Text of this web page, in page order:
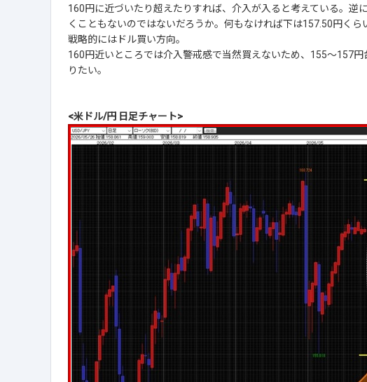
160円に近づいたり超えたりすれば、介入が入ると考えている。逆
くこともないのではないだろうか。何もなければ下は157.50円くら
戦略的にはドル買い方向。
160円近いところでは介入警戒感で当然買えないため、155～157
りたい。
<米ドル/円 日足チャート>